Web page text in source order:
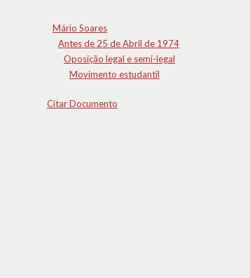
Mário Soares
Antes de 25 de Abril de 1974
Oposição legal e semi-legal
Movimento estudantil
Citar Documento